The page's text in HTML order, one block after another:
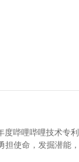
哔哩哔哩技术专
使命，发掘潜能，